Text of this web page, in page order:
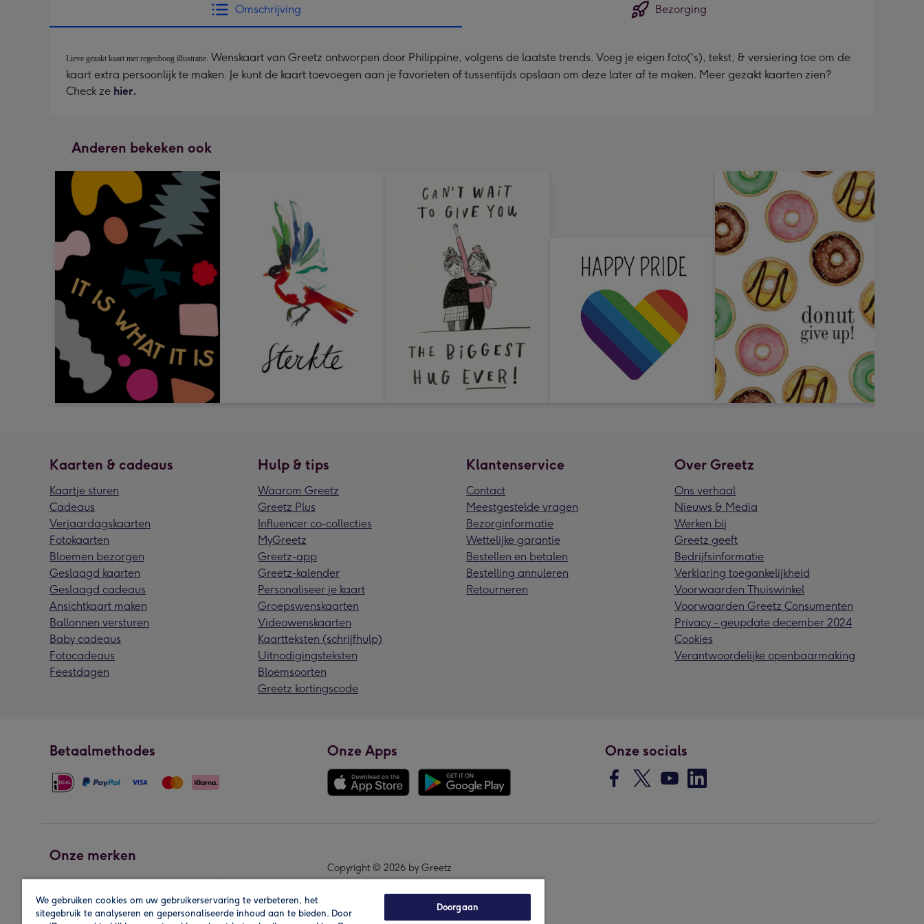
mm
Omschrijving Bezorging
Lieve gezakt kaart met regenboog illustratie. Wenskaart van Greetz ontworpen door Philippine, volgens de laatste trends. Voeg je eigen foto('s), tekst, & versiering toe om de
kaart extra persoonlijk te maken. Je kunt de kaart toevoegen aan je favorieten of tussentijds opslaan om deze later af te maken. Meer gezakt kaarten zien?
Check ze hier.
Anderen bekeken ook
Kaarten & cadeaus
Kaartje sturen
Cadeaus
Verjaardagskaarten
Fotokaarten
Bloemen bezorgen
Geslaagd kaarten
Geslaagd cadeaus
Ansichtkaart maken
Ballonnen versturen
Baby cadeaus
Fotocadeaus
Feestdagen
Hulp & tips
Waarom Greetz
Greetz Plus
Influencer co-collecties
MyGreetz
Greetz-app
Greetz-kalender
Personaliseer je kaart
Groepswenskaarten
Videowenskaarten
Kaartteksten (schrijfhulp)
Uitnodigingsteksten
Bloemsoorten
Greetz kortingscode
Klantenservice
Contact
Meestgestelde vragen
Bezorginformatie
Wettelijke garantie
Bestellen en betalen
Bestelling annuleren
Retourneren
Over Greetz
Ons verhaal
Nieuws & Media
Werken bij
Greetz geeft
Bedrijfsinformatie
Verklaring toegankelijkheid
Voorwaarden Thuiswinkel
Voorwaarden Greetz Consumenten
Privacy - geupdate december 2024
Cookies
Verantwoordelijke openbaarmaking
Betaalmethodes Onze Apps Onze socials
Onze merken
Copyright © 2026 by Greetz
We gebruiken cookies om uw gebruikerservaring te verbeteren, het
sitegebruik te analyseren en gepersonaliseerde inhoud aan te bieden. Door
Doorgaan